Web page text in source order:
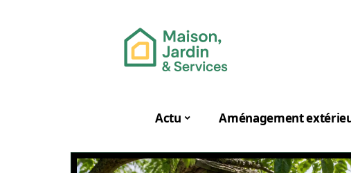
Actu Aménagement